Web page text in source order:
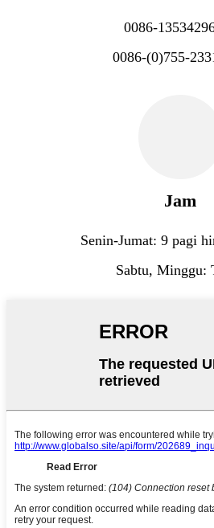
0086-
0086-(0)755-
Jam
Senin-Jumat: 9 pagi
Sabtu, Minggu: